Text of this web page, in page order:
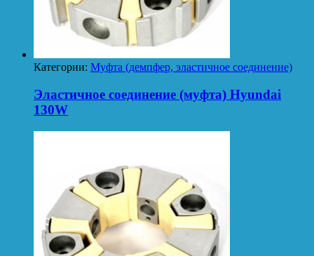
Категории: Муфта (демпфер, эластичное соединение)
Эластичное соединение (муфта) Hyundai
130W